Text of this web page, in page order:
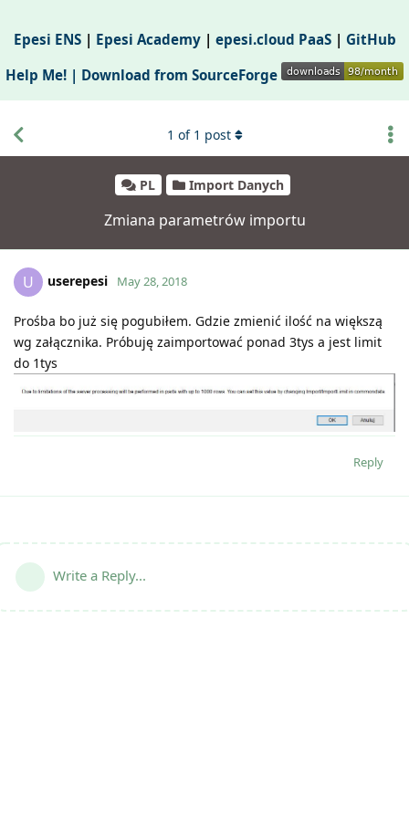
Epesi ENS| Epesi Academy| epesi.cloud PaaS| GitHub
Help Me! | Download from SourceForge
PL Import Danych
Zmiana parametrów importu
1 of 1 post
U userepesi May 28, 2018
Prośba bo już się pogubiłem. Gdzie zmienić ilość na większą
wg załącznika. Próbuję zaimportować ponad 3tys a jest limit
do 1tys
Reply
Write a Reply...